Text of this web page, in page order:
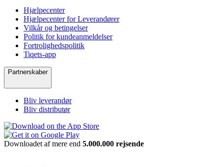
Hjælpecenter
Hjælpecenter for Leverandører
Vilkår og betingelser
Politik for kundeanmeldelser
Fortrolighedspolitik
Tiqets-app
Partnerskaber
Bliv leverandør
Bliv distributør
Downloadet af mere end 5.000.000 rejsende